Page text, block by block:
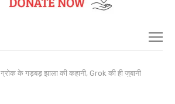
ग्रोक के गड़बड़ झाला की कहानी, Grok की ही जुबानी